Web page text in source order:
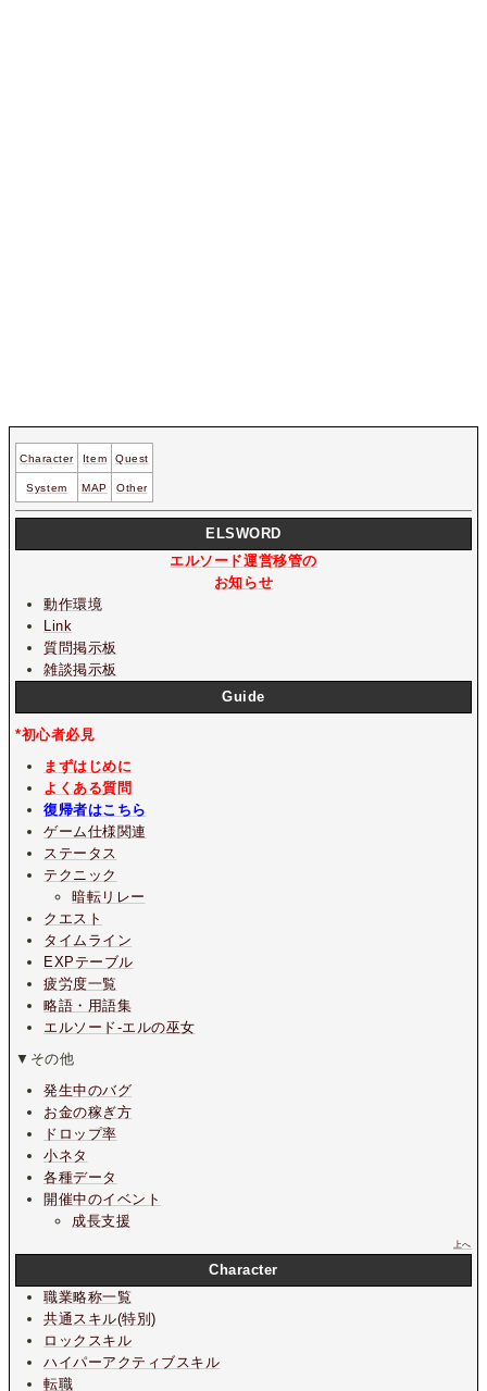
Character Item Quest
System MAP Other
ELSWORD
エルソード運営移管の
お知らせ
動作環境
Link
質問掲示板
雑談掲示板
Guide
*初心者必見
まずはじめに
よくある質問
復帰者はこちら
ゲーム仕様関連
ステータス
テクニック
暗転リレー
クエスト
タイムライン
EXPテーブル
疲労度一覧
略語・用語集
エルソード-エルの巫女
▼その他
発生中のバグ
お金の稼ぎ方
ドロップ率
小ネタ
各種データ
開催中のイベント
成長支援
上へ
Character
職業略称一覧
共通スキル(特別)
ロックスキル
ハイパーアクティブスキル
転職